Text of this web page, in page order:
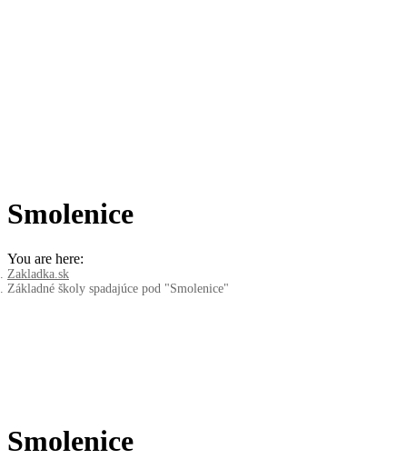
Smolenice
You are here:
Zakladka.sk
Základné školy spadajúce pod "Smolenice"
Smolenice